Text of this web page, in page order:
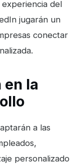
del
jugarán un
conectar
en la
a las
personalizado